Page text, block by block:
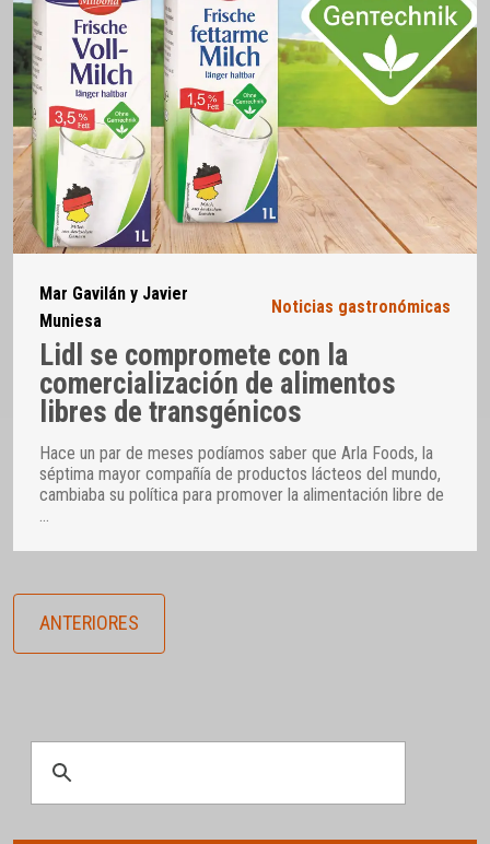
Mar Gavilán y Javier
Muniesa
Noticias gastronómicas
Lidl se compromete con la
comercialización de alimentos
libres de transgénicos
Hace un par de meses podíamos saber que Arla Foods, la
séptima mayor compañía de productos lácteos del mundo,
cambiaba su política para promover la alimentación libre de
ANTERIORES